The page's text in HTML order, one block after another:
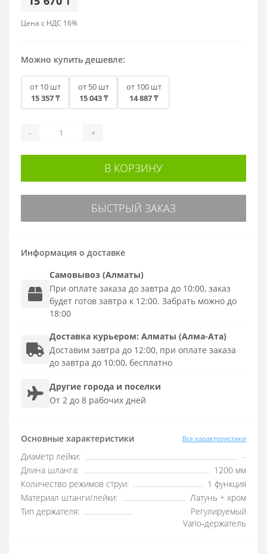
Цена с НДС 16%
Можно купить дешевле:
от 10 шт
15 357 ₸
от 50 шт
15 043 ₸
от 100 шт
14 887 ₸
- +
В КОРЗИНУ
БЫСТРЫЙ ЗАКАЗ
Информация о доставке
Самовывоз (Алматы)
При оплате заказа до завтра до 10:00, заказ
будет готов завтра к 12:00. Забрать можно до
18:00
Доставка курьером: Алматы (Алма-Ата)
Доставим завтра до 12:00, при оплате заказа
до завтра до 10:00, бесплатно
Другие города и поселки
От 2 до 8 рабочих дней
Основные характеристики Все характеристики
Диаметр лейки:
-
Длина шланга:
1200 мм
Количество режимов струи:
1 функция
Материал штанги/лейки:
Латунь + хром
Тип держателя:
Регулируемый
Vario‑держатель